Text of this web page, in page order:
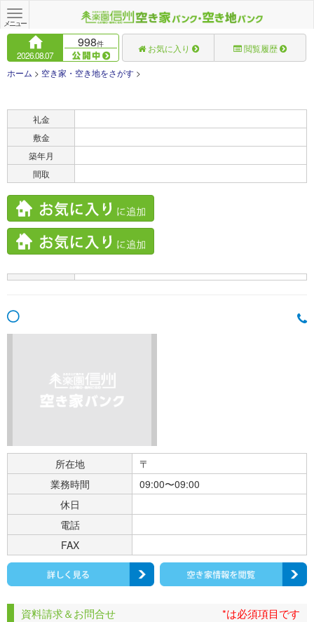
Toggle
navigation
メニュー
2026.08.07
998件 お気に入り 閲覧履歴
ホーム > 空き家・空き地をさがす >
礼金
敷金
築年月
間取
所在地
〒
業務時間
09:00〜09:00
休日
電話
FAX
資料請求＆お問合せ *は必須項目です